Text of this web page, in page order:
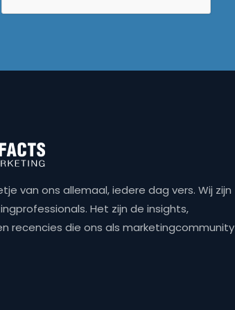
van ons allemaal, iedere dag vers. Wij zijn
Het zijn de insights,
recencies die ons als marketingcommunity